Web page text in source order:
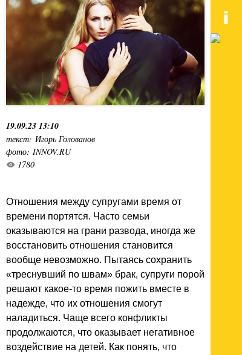
19.09.23 13:10
текст: Игорь Голованов
фото: INNOV.RU
1780
Отношения между супругами время от
времени портятся. Часто семьи
оказываются на грани развода, иногда же
восстановить отношения становится
вообще невозможно. Пытаясь сохранить
«треснувший по швам» брак, супруги порой
решают какое-то время пожить вместе в
надежде, что их отношения смогут
наладиться. Чаще всего конфликты
продолжаются, что оказывает негативное
воздействие на детей. Как понять, что